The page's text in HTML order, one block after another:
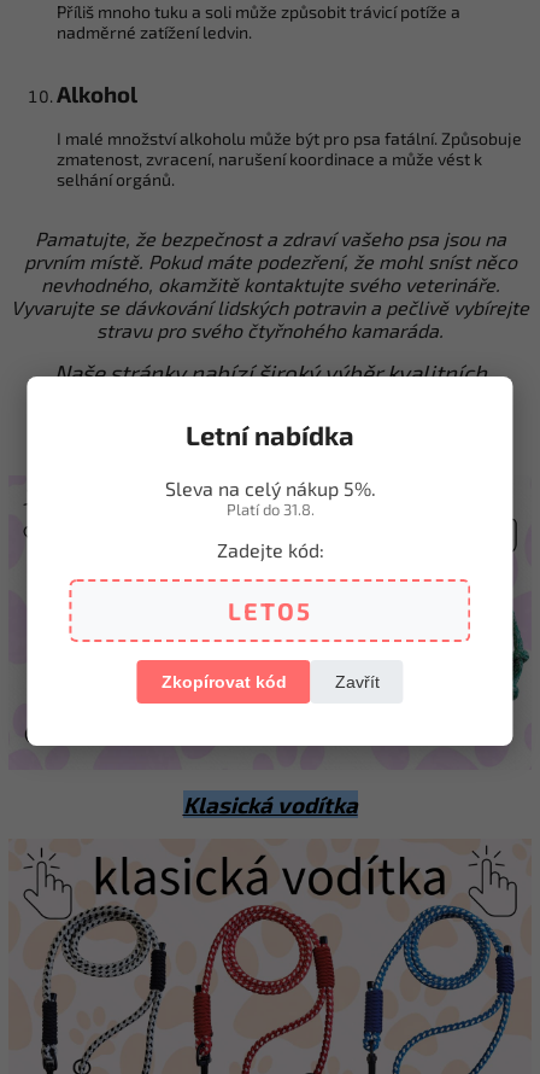
Příliš mnoho tuku a soli může způsobit trávicí potíže a
nadměrné zatížení ledvin.
Alkohol
I malé množství alkoholu může být pro psa fatální. Způsobuje
zmatenost, zvracení, narušení koordinace a může vést k
selhání orgánů.
Pamatujte, že bezpečnost a zdraví vašeho psa jsou na
prvním místě. Pokud máte podezření, že mohl sníst něco
nevhodného, okamžitě kontaktujte svého veterináře.
Vyvarujte se dávkování lidských potravin a pečlivě vybírejte
stravu pro svého čtyřnohého kamaráda.
Naše stránky nabízí široký výběr kvalitních
Přepínací vodítka
Klasická vodítka
Letní nabídka
Sleva na celý nákup 5%.
Platí do 31.8.
Zadejte kód:
LETO5
Zkopírovat kód Zavřít